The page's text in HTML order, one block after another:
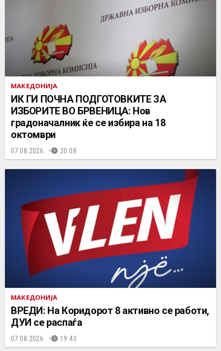
МАКЕДОНИЈА
ИК ГИ ПОЧНА ПОДГОТОВКИТЕ ЗА
ИЗБОРИТЕ ВО БРВЕНИЦА: Нов
градоначалник ќе се избира на 18
октомври
07.08.2026. 20:08
МАКЕДОНИЈА
ВРЕДИ: На Коридорот 8 активно се работи,
ДУИ се распаѓа
07.08.2026. 19:43